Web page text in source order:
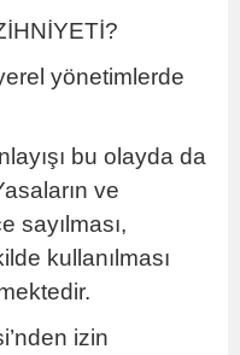
yönetimlerde
bu olayda da
ve
sayılması,
kullanılması
izin